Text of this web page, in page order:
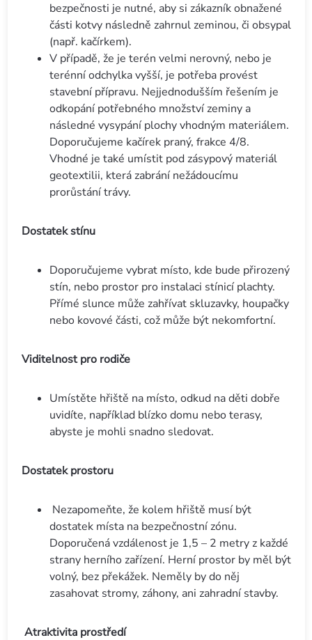
bezpečnosti je nutné, aby si zákazník obnažené
části kotvy následně zahrnul zeminou, či obsypal
(např. kačírkem).
V případě, že je terén velmi nerovný, nebo je
terénní odchylka vyšší, je potřeba provést
stavební přípravu. Nejjednodušším řešením je
odkopání potřebného množství zeminy a
následné vysypání plochy vhodným materiálem.
Doporučujeme kačírek praný, frakce 4/8.
Vhodné je také umístit pod zásypový materiál
geotextilii, která zabrání nežádoucímu
prorůstání trávy.
Dostatek stínu
Doporučujeme vybrat místo, kde bude přirozený
stín, nebo prostor pro instalaci stínicí plachty.
Přímé slunce může zahřívat skluzavky, houpačky
nebo kovové části, což může být nekomfortní.
Viditelnost pro rodiče
Umístěte hřiště na místo, odkud na děti dobře
uvidíte, například blízko domu nebo terasy,
abyste je mohli snadno sledovat.
Dostatek prostoru
Nezapomeňte, že kolem hřiště musí být
dostatek místa na bezpečnostní zónu.
Doporučená vzdálenost je 1,5 – 2 metry z každé
strany herního zařízení. Herní prostor by měl být
volný, bez překážek. Neměly by do něj
zasahovat stromy, záhony, ani zahradní stavby.
Atraktivita prostředí